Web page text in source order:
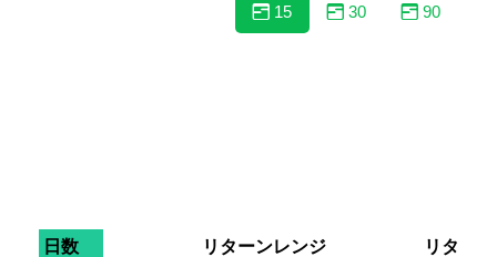
15 30 90
日数 リターンレンジ
リター